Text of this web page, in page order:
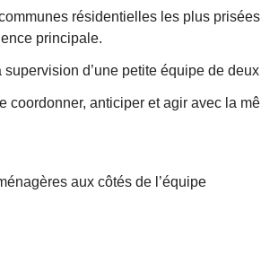
communes résidentielles les plus
principale.
d’une petite équipe de
anticiper et agir avec la
aux côtés de l’équipe